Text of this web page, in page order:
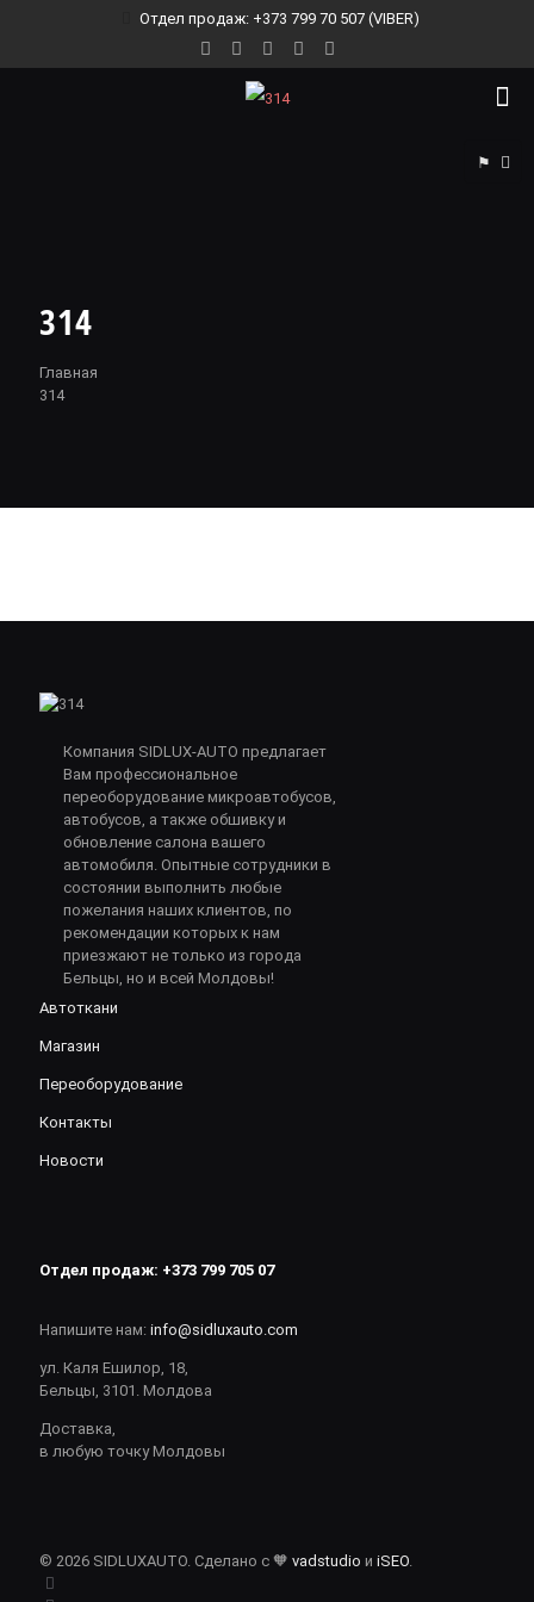
Отдел продаж: +373 799 70 507 (VIBER)
⚑
314
Главная
314
Компания SIDLUX-AUTO предлагает
Вам профессиональное
переоборудование микроавтобусов,
автобусов, а также обшивку и
обновление салона вашего
автомобиля. Опытные сотрудники в
состоянии выполнить любые
пожелания наших клиентов, по
рекомендации которых к нам
приезжают не только из города
Бельцы, но и всей Молдовы!
Автоткани
Магазин
Переоборудование
Контакты
Новости
Отдел продаж: +373 799 705 07
Напишите нам: info@sidluxauto.com
ул. Каля Ешилор, 18,
Бельцы, 3101. Молдова
Доставка,
в любую точку Молдовы
© 2026 SIDLUXAUTO. Сделано с 🧡 vadstudio и iSEO